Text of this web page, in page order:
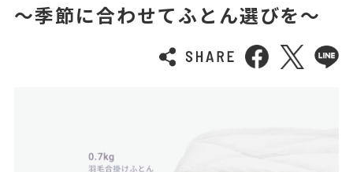
〜季節に合わせてふとん選びを〜